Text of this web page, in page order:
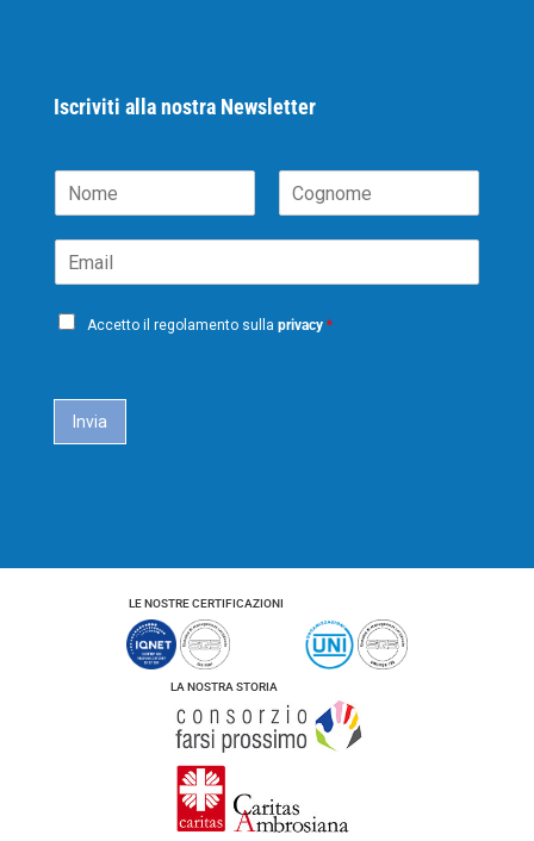
Iscriviti alla nostra Newsletter
o
e
o
n
m
e
m
P
c
Accetto il regolamento sulla privacy *
Invia
LE NOSTRE CERTIFICAZIONI
LA NOSTRA STORIA